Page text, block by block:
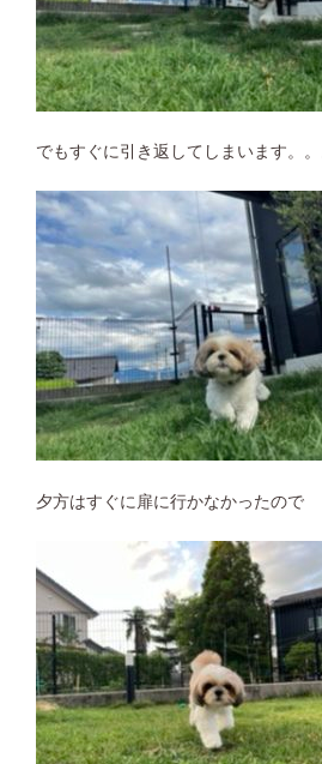
でもすぐに引き返してしまいます。
夕方はすぐに扉に行かなかったので